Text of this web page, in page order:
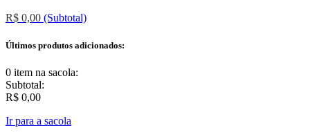
R$ 0,00 (Subtotal)
Últimos produtos adicionados:
0 item na sacola:
Subtotal:
R$ 0,00
Ir para a sacola